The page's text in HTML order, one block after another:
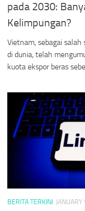
pada 2030:
Kelimpungan?
Vietnam, sebagai
di dunia, telah
kuota ekspor beras
BERITA TERKINI